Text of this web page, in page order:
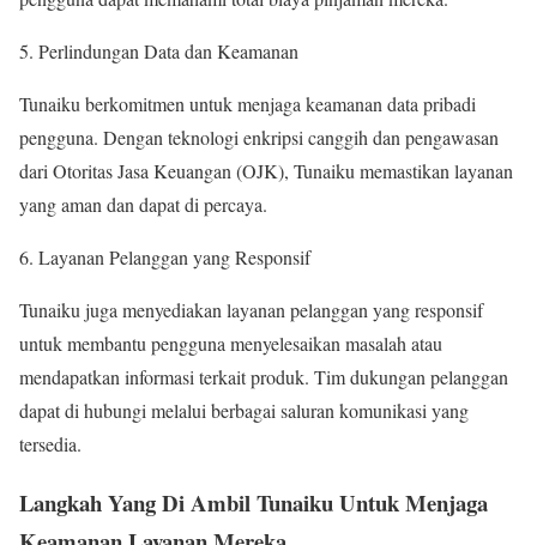
Perlindungan Data dan Keamanan
Tunaiku berkomitmen untuk menjaga keamanan data pribadi
pengguna. Dengan teknologi enkripsi canggih dan pengawasan
dari Otoritas Jasa Keuangan (OJK), Tunaiku memastikan layanan
yang aman dan dapat di percaya.
Layanan Pelanggan yang Responsif
Tunaiku juga menyediakan layanan pelanggan yang responsif
untuk membantu pengguna menyelesaikan masalah atau
mendapatkan informasi terkait produk. Tim dukungan pelanggan
dapat di hubungi melalui berbagai saluran komunikasi yang
tersedia.
Langkah Yang Di Ambil Tunaiku Untuk Menjaga